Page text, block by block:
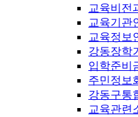
교육비전
교육기관
교육정보
강동장학
입학준비
주민정보
강동구통
교육관련